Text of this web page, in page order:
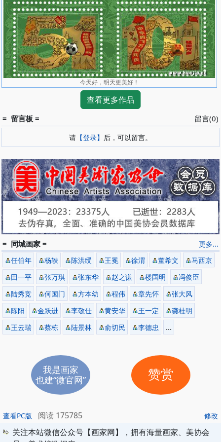
今天好，明天更美好！
查看更多作品
留言(0)
= 留言板 =
请 【登录】 后，可以留言。
更多...
= 同城画家 =
任伯年 杨轶 陈洪绶 王冕 徐渭 董希文
马西京
田一平
张万琪 张东华 赵之谦 楼国明
冯俊臣
陆秀竞
何国门 方本幼 程伟 章先怀
张大风
陈阳
金跃进 李敬仕 黄安华 王一定
龚桂明
王云瑞
蔡栋 陆景林 俞切民 李德忠 ...
我是画家
也建“微官网”
赞赏
修改
查看PC版
阅读 175785
关注本站微信公众号【画家网】，拥有海量画家、美协会